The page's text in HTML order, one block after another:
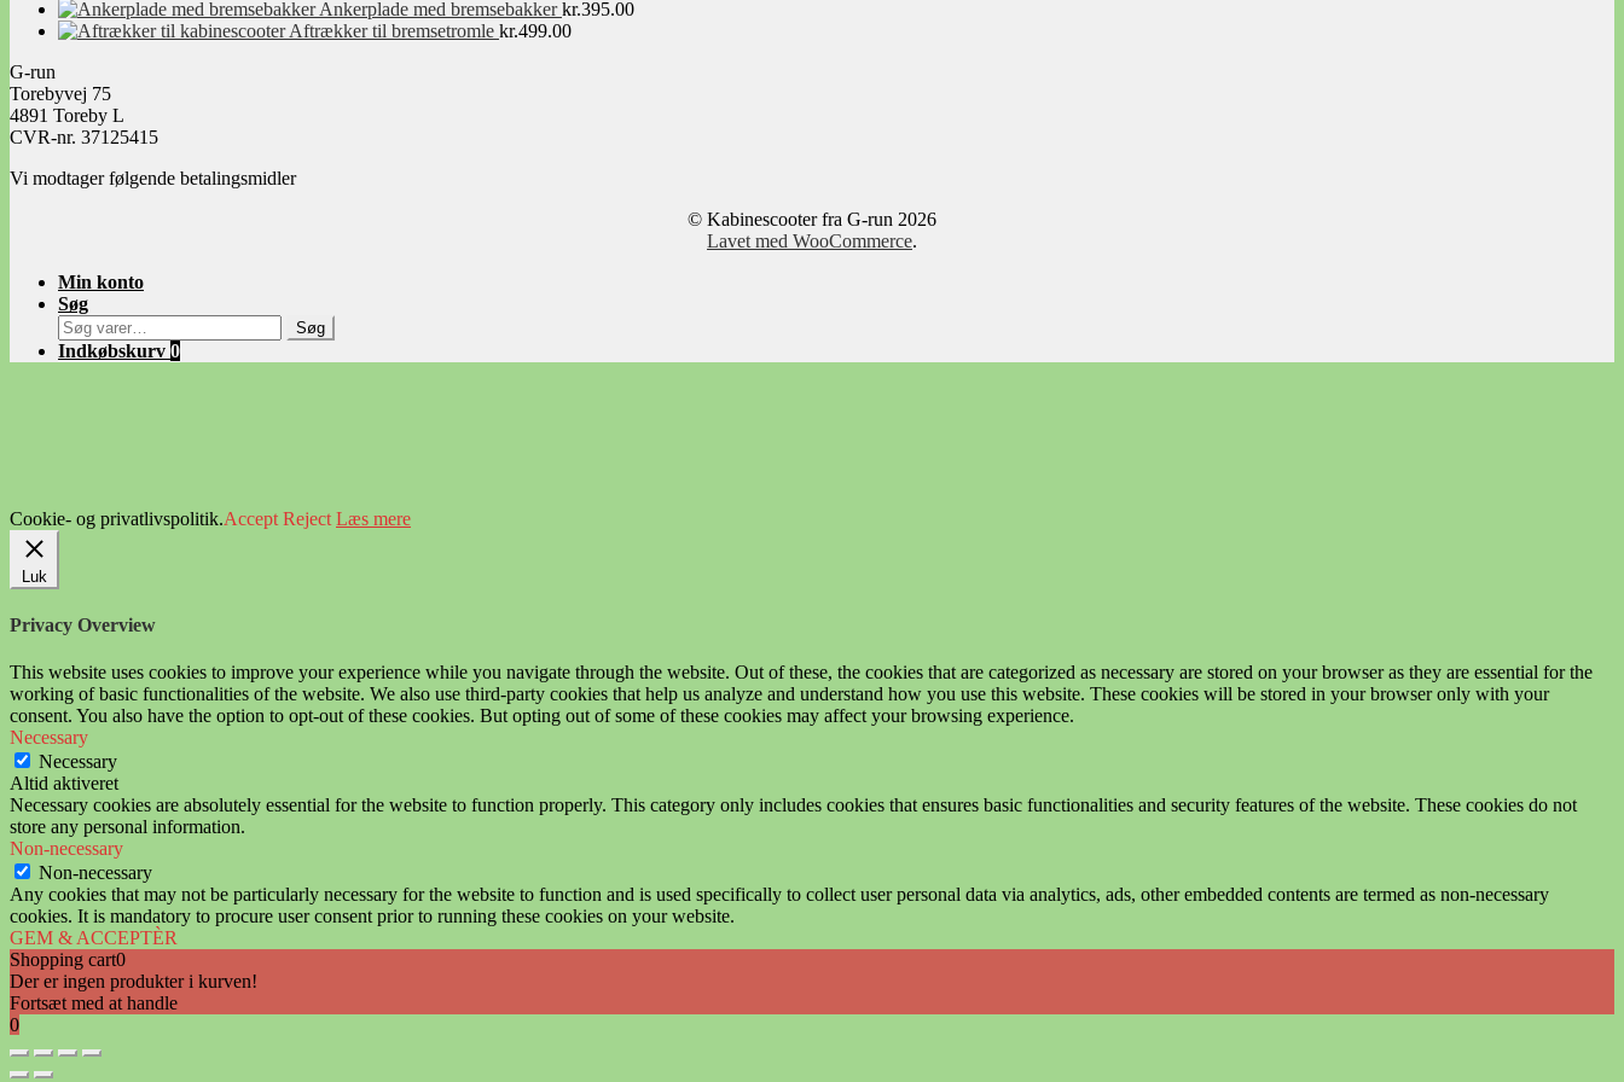
Ankerplade med bremsebakker kr.395.00
Aftrækker til bremsetromle kr.499.00
G-run
Torebyvej 75
4891 Toreby L
CVR-nr. 37125415
Vi modtager følgende betalingsmidler
© Kabinescooter fra G-run 2026
Lavet med WooCommerce.
Min konto
Søg
Søg
efter:
Søg
Indkøbskurv 0
Cookie- og privatlivspolitik.Accept Reject Læs mere
Luk
Privacy Overview
This website uses cookies to improve your experience while you navigate through the website. Out of these, the cookies that are categorized as necessary are stored on your browser as they are essential for the
working of basic functionalities of the website. We also use third-party cookies that help us analyze and understand how you use this website. These cookies will be stored in your browser only with your
consent. You also have the option to opt-out of these cookies. But opting out of some of these cookies may affect your browsing experience.
Necessary
Necessary
Altid aktiveret
Necessary cookies are absolutely essential for the website to function properly. This category only includes cookies that ensures basic functionalities and security features of the website. These cookies do not
store any personal information.
Non-necessary
Non-necessary
Any cookies that may not be particularly necessary for the website to function and is used specifically to collect user personal data via analytics, ads, other embedded contents are termed as non-necessary
cookies. It is mandatory to procure user consent prior to running these cookies on your website.
GEM & ACCEPTÈR
Shopping cart0
Der er ingen produkter i kurven!
Fortsæt med at handle
0